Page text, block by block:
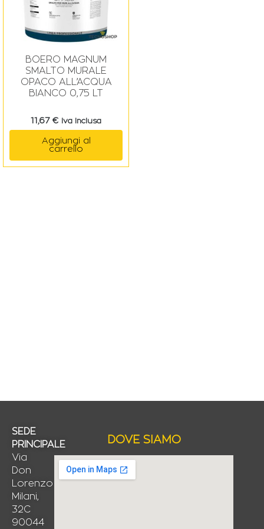
BOERO MAGNUM
SMALTO MURALE
OPACO ALL’ACQUA
BIANCO 0,75 LT
11,67 € Iva Inclusa
Aggiungi al
carrello
SEDE
PRINCIPALE
Via
Don
Lorenzo
Milani,
32C
90044
DOVE SIAMO